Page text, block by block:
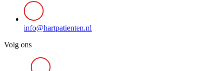
info@hartpatienten.nl
Volg ons